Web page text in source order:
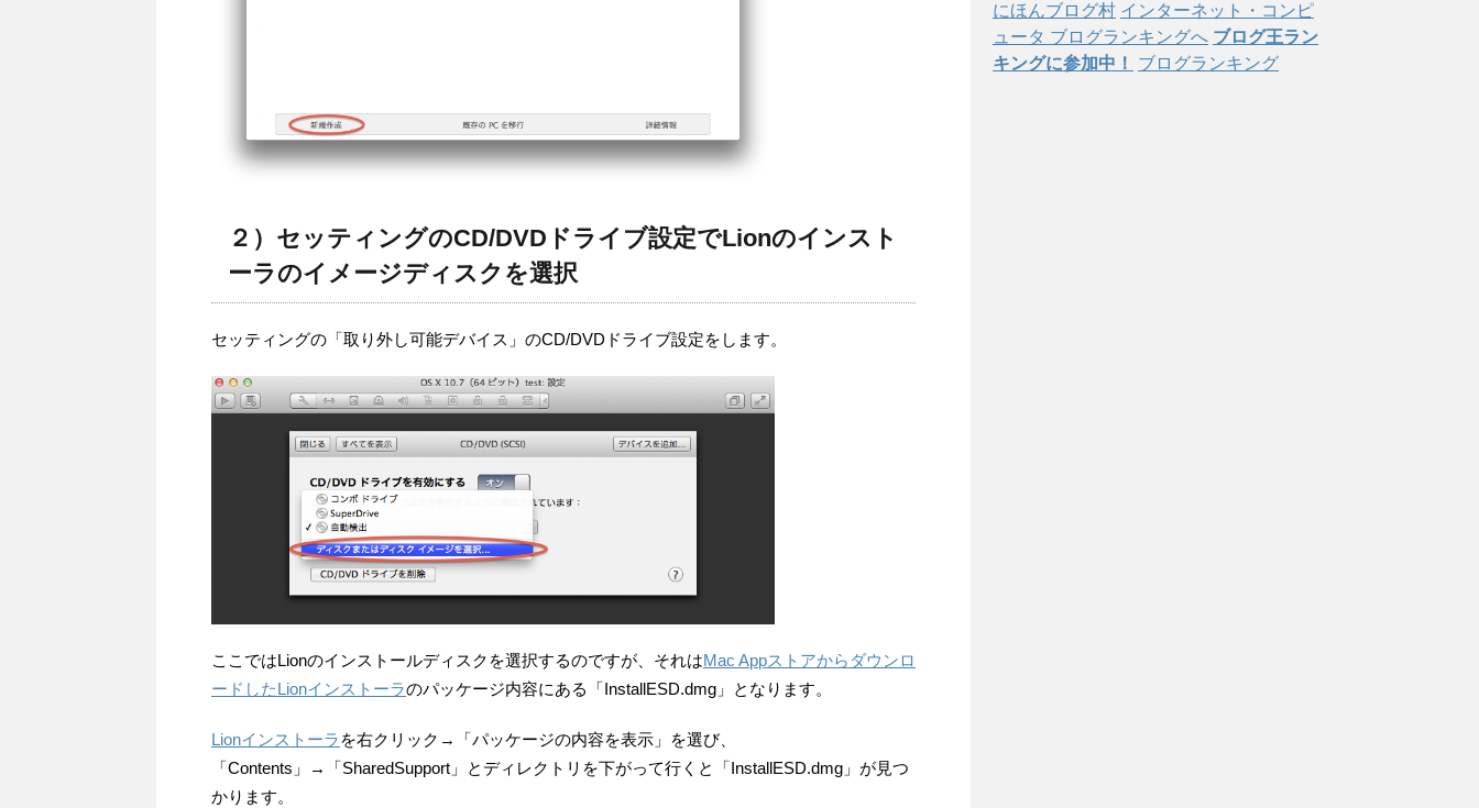
２）セッティングのCD/DVDドライブ設定でLionのインスト
ーラのイメージディスクを選択
セッティングの「取り外し可能デバイス」のCD/DVDドライブ設定をします。
ここではLionのインストールディスクを選択するのですが、それはMac Appストアからダウンロ
ードしたLionインストーラのパッケージ内容にある「InstallESD.dmg」となります。
Lionインストーラ を右クリック→「パッケージの内容を表示」を選び、
「Contents」→「SharedSupport」とディレクトリを下がって行くと「InstallESD.dmg」が見つ
かります。
にほんブログ村 インターネット・コンピ
ュータ ブログランキングへ ブログ王ラン
キングに参加中！
ブログランキング